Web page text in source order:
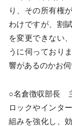
り、その所有権
わけですが、割
を変更できない
うに伺っており
響があるのかお伺
○名倉徴収部長
ロックやインタ
組みを強化し、